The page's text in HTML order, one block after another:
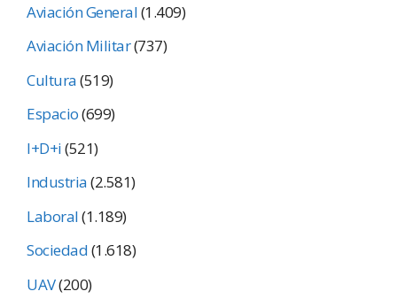
Aviación General(1.409)
Aviación Militar(737)
Cultura(519)
Espacio(699)
I+D+i(521)
Industria(2.581)
Laboral(1.189)
Sociedad(1.618)
UAV(200)